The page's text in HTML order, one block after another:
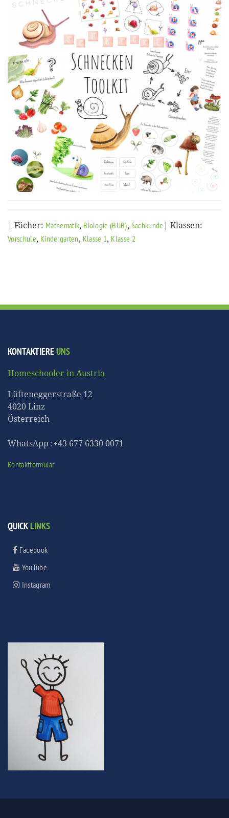
| Fächer: Mathematik, Biologie (BUB), Sachkunde | Klassen:
Vorschule, Kindergarten, Klasse 1, Klasse 2
KONTAKTIEREUNS
Homeschooler in Austria
Lüfteneggerstraße 12
4020 Linz
Österreich
WhatsApp :+43 677 6330 0071
Kontaktformular
QUICKLINKS
Facebook
YouTube
Instagram